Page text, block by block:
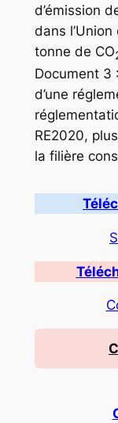
d’émission
dans
tonne de CO
Document 3
d’une
RE2020,
la filière